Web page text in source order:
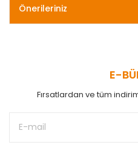
Önerileriniz
E-
Fırsatlardan ve tüm